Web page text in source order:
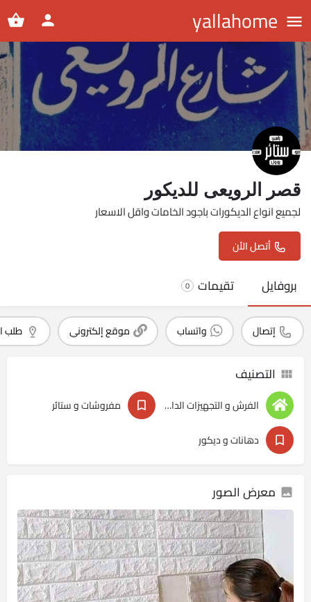
yallahome
قصر الرويعى للديكور
لجميع انواع الديكورات باجود الخامات واقل الاسعار
أتصل الأن
بروفايل تقيمات 0
إتصال واتساب موقع إلكتروني طلب
التصنيف
الفرش و التجهيزات الداخليه
مفروشات و ستائر
دهانات و ديكور
معرض الصور